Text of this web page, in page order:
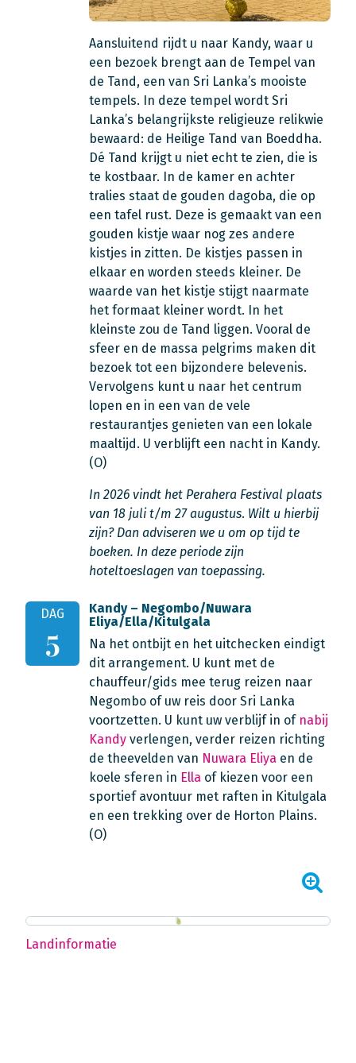
Aansluitend rijdt u naar Kandy, waar u
een bezoek brengt aan de Tempel van
de Tand, een van Sri Lanka’s mooiste
tempels. In deze tempel wordt Sri
Lanka’s belangrijkste religieuze relikwie
bewaard: de Heilige Tand van Boeddha.
Dé Tand krijgt u niet echt te zien, die is
te kostbaar. In de kamer en achter
tralies staat de gouden dagoba, die op
een tafel rust. Deze is gemaakt van een
gouden kistje waar nog zes andere
kistjes in zitten. De kistjes passen in
elkaar en worden steeds kleiner. De
waarde van het kistje stijgt naarmate
het formaat kleiner wordt. In het
kleinste zou de Tand liggen. Vooral de
sfeer en de massa pelgrims maken dit
bezoek tot een bijzondere belevenis.
Vervolgens kunt u naar het centrum
lopen en in een van de vele
restaurantjes genieten van een lokale
maaltijd. U verblijft een nacht in Kandy.
(O)
In 2026 vindt het Perahera Festival plaats
van 18 juli t/m 27 augustus. Wilt u hierbij
zijn? Dan adviseren we u om op tijd te
boeken. In deze periode zijn
hoteltoeslagen van toepassing.
DAG
5
Kandy – Negombo/Nuwara
Eliya/Ella/Kitulgala
Na het ontbijt en het uitchecken eindigt
dit arrangement. U kunt met de
chauffeur/gids mee terug reizen naar
Negombo of uw reis door Sri Lanka
voortzetten. U kunt uw verblijf in of nabij
Kandy verlengen, verder reizen richting
de theevelden van Nuwara Eliya en de
koele sferen in Ella of kiezen voor een
sportief avontuur met raften in Kitulgala
en een trekking over de Horton Plains.
(O)
Landinformatie